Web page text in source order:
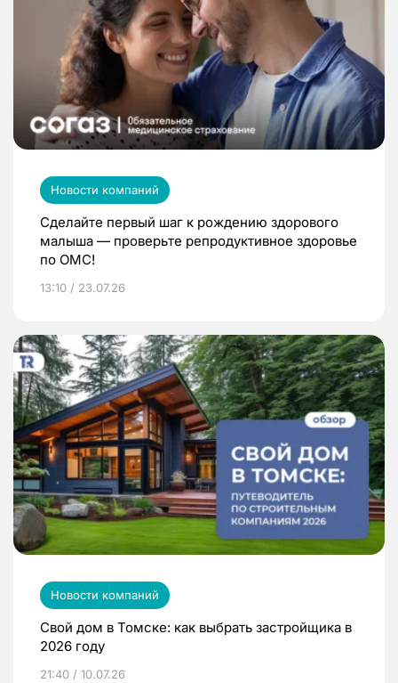
Новости компаний
Сделайте первый шаг к рождению здорового
малыша — проверьте репродуктивное здоровье
по ОМС!
13:10 / 23.07.26
Новости компаний
Свой дом в Томске: как выбрать застройщика в
2026 году
21:40 / 10.07.26